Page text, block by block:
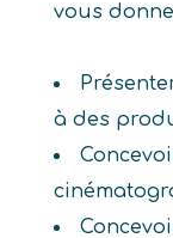
vous
à des